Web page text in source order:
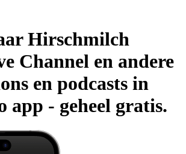
Hirschmilch
Channel en andere
en podcasts in
app - geheel gratis.